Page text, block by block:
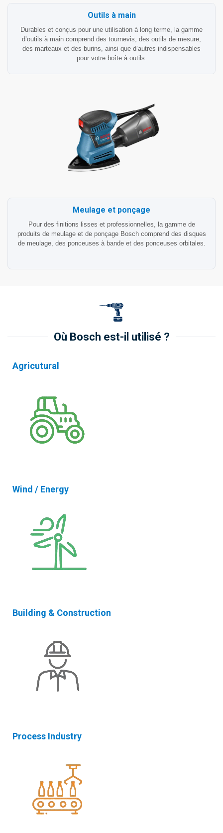
Outils à main
Durables et conçus pour une utilisation à long terme, la gamme
d’outils à main comprend des tournevis, des outils de mesure,
des marteaux et des burins, ainsi que d’autres indispensables
pour votre boîte à outils.
Meulage et ponçage
Pour des finitions lisses et professionnelles, la gamme de
produits de meulage et de ponçage Bosch comprend des disques
de meulage, des ponceuses à bande et des ponceuses orbitales.
Où Bosch est-il utilisé ?
Agricutural
Wind / Energy
Building & Construction
Process Industry